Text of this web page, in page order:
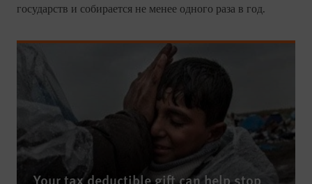
государств и собирается не менее одного раза в год.
Your tax deductible gift can help stop